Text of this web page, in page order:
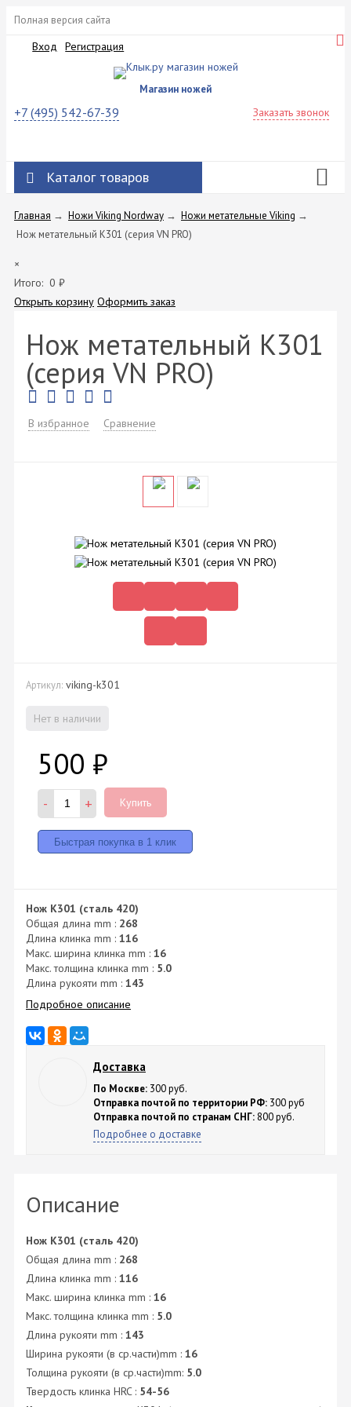
Полная версия сайта
Вход Регистрация
Магазин ножей
+7 (495) 542-67-39 Заказать звонок
Каталог товаров
Главная → Ножи Viking Nordway → Ножи метательные Viking →
Нож метательный K301 (серия VN PRO)
×
Итого: 0 ₽
Открыть корзину Оформить заказ
Нож метательный K301
(серия VN PRO)
В избранное Сравнение
Артикул: viking-k301
Нет в наличии
500 ₽
- + Купить
Нож K301 (сталь 420)
Общая длина mm : 268
Длина клинка mm : 116
Макс. ширина клинка mm : 16
Макс. толщина клинка mm : 5.0
Длина рукояти mm : 143
Подробное описание
Доставка
По Москве: 300 руб.
Отправка почтой по территории РФ: 300 руб
Отправка почтой по странам СНГ: 800 руб.
Подробнее о доставке
Описание
Нож K301 (сталь 420)
Общая длина mm : 268
Длина клинка mm : 116
Макс. ширина клинка mm : 16
Макс. толщина клинка mm : 5.0
Длина рукояти mm : 143
Ширина рукояти (в ср.части)mm : 16
Толщина рукояти (в ср.части)mm: 5.0
Твердость клинка HRC : 54-56